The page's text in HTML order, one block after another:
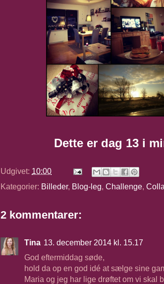
Dette er dag 13 i
Udgivet: 10:00
Kategorier: Billeder, Blog-leg, Challenge,
2 kommentarer:
Tina 13. december 2014 kl. 15.17
God eftermiddag søde,
hold da op en god idé at sælge sine
Maria og jeg har lige drøftet om vi skal